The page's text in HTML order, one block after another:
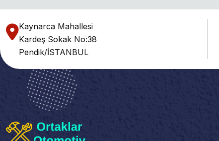
Kaynarca Mahallesi
Kardeş Sokak No:38
Pendik/İSTANBUL